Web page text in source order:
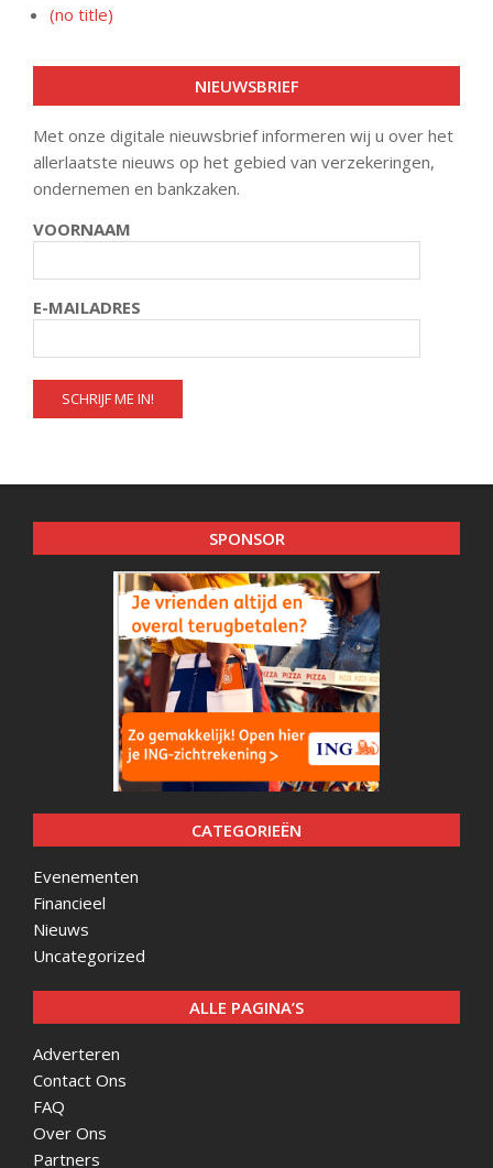
(no title)
NIEUWSBRIEF
Met onze digitale nieuwsbrief informeren wij u over het
allerlaatste nieuws op het gebied van verzekeringen,
ondernemen en bankzaken.
VOORNAAM
E-MAILADRES
SPONSOR
CATEGORIEËN
Evenementen
Financieel
Nieuws
Uncategorized
ALLE PAGINA’S
Adverteren
Contact Ons
FAQ
Over Ons
Partners